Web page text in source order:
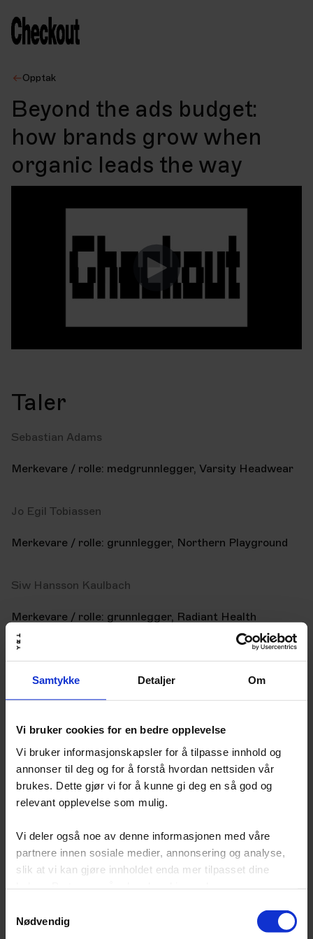
Samtykke Detaljer Om
Vi bruker cookies for en bedre opplevelse
Vi bruker informasjonskapsler for å tilpasse innhold og
annonser til deg og for å forstå hvordan nettsiden vår
brukes. Dette gjør vi for å kunne gi deg en så god og
relevant opplevelse som mulig.
Vi deler også noe av denne informasjonen med våre
partnere innen sosiale medier, annonsering og analyse,
slik at vi kan gjøre innholdet enda mer tilpasset dine
dem, eller som de har samlet inn gjennom din bruk av
Nødvendig
Opptak
Beyond the ads budget:
how brands grow when
organic leads the way
Taler
Sebastian Adams
Merkevare / rolle: medgrunnlegger, Varsity Headwear
Jo Egil Tobiassen
Merkevare / rolle: grunnlegger, Northern Playground
Siw Hansson Kaulbach
Merkevare / rolle: grunnlegger, Radiant Health
informasjonen først
Meld deg på
Om denne samtalen
Tre merkevarer og tre ulike veier. Varsity kuttet betalt
markedsføring helt og bygget omsetningen opp igjen
på 12 måneder. Northern Playground gikk offentlig ut